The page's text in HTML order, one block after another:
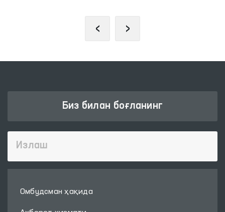
‹ ›
Биз билан боғланинг
Омбудсман ҳақида